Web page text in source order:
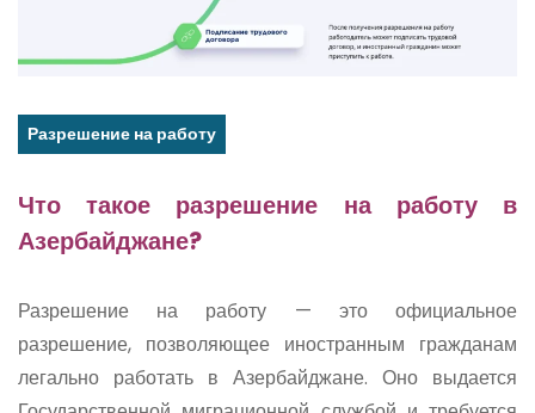
Разрешение на работу
Что такое разрешение на работу в
Азербайджане?
Разрешение на работу — это официальное
разрешение, позволяющее иностранным гражданам
легально работать в Азербайджане. Оно выдается